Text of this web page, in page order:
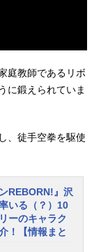
庭教師であるリボ
に鍛えられていま
、徒手空拳を駆使
REBORN!』沢
いる（？）10
ーのキャラク
！【情報まと